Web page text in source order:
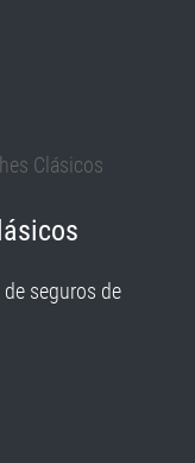
seguros de